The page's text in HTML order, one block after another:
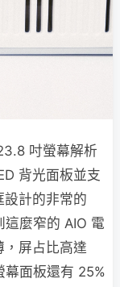
吋螢幕解析
背光面板並支
計的非常的
這麼窄的 AIO 電
屏占比高達
幕面板還有 25%